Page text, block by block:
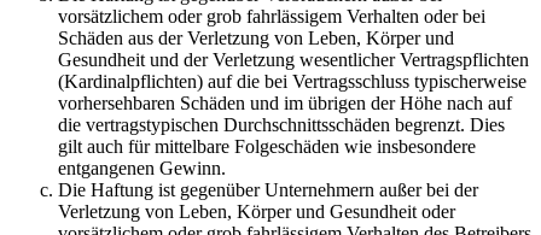
vorsätzlichem oder grob fahrlässigem Verhalten oder bei
Schäden aus der Verletzung von Leben, Körper und
Gesundheit und der Verletzung wesentlicher Vertragspflichten
(Kardinalpflichten) auf die bei Vertragsschluss typischerweise
vorhersehbaren Schäden und im übrigen der Höhe nach auf
die vertragstypischen Durchschnittsschäden begrenzt. Dies
gilt auch für mittelbare Folgeschäden wie insbesondere
entgangenen Gewinn.
Die Haftung ist gegenüber Unternehmern außer bei der
Verletzung von Leben, Körper und Gesundheit oder